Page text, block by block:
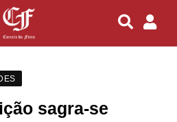
sagra-se